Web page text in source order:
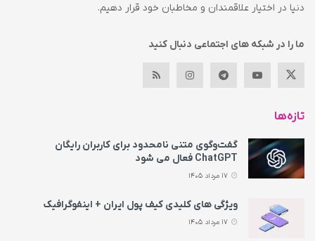
دنیا در اختیار علاقمندان و مخاطبان خود قرار دهیم.
ما را در شبکه های اجتماعی دنبال کنید
تازه‌ها
گفت‌وگوی متنی نامحدود برای کاربران رایگان
ChatGPT فعال می شود
ویژگی های کلیدی کیف پول ایران + اینفوگرافیک